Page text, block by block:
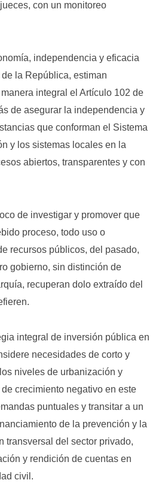
con un monitoreo
independencia y eficacia
la República, estiman
integral el Artículo 102 de
de asegurar la independencia y
que conforman el Sistema
y los sistemas locales en la
abiertos, transparentes y con
de investigar y promover que
proceso, todo uso o
recursos públicos, del pasado,
gobierno, sin distinción de
recuperan dolo extraído del
integral de inversión pública en
necesidades de corto y
niveles de urbanización y
crecimiento negativo en este
puntuales y transitar a un
de la prevención y la
transversal del sector privado,
y rendición de cuentas en
civil.